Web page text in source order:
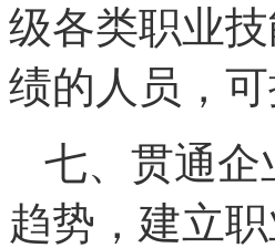
级各类职业
绩的人员，
七、贯通企
趋势，建立